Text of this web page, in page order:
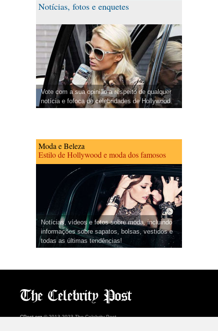
Notícias, fotos e enquetes
Vote com a sua opinião a respeito de qualquer
notícia e fofoca de celebridades de Hollywood.
Moda e Beleza
Estilo de Hollywood e moda dos famosos
Notícias, vídeos e fotos sobre moda, incluindo
informações sobre sapatos, bolsas, vestidos e
todas as últimas tendências!
CPost.org© 2013-2023 The Celebrity Post.